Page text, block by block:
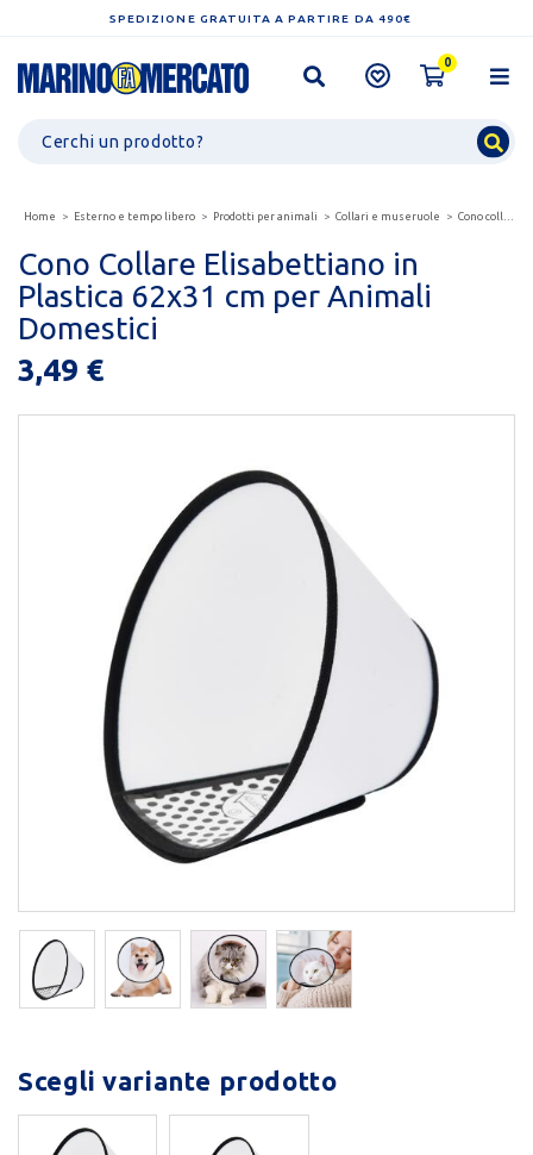
SPEDIZIONE GRATUITA A PARTIRE DA 490€
0
Home Esterno e tempo libero Prodotti per animali Collari e museruole Cono collare elisabettiano in plastica 62x31 cm per...
Cono Collare Elisabettiano in
Plastica 62x31 cm per Animali
Domestici
3,49 €
Scegli variante prodotto